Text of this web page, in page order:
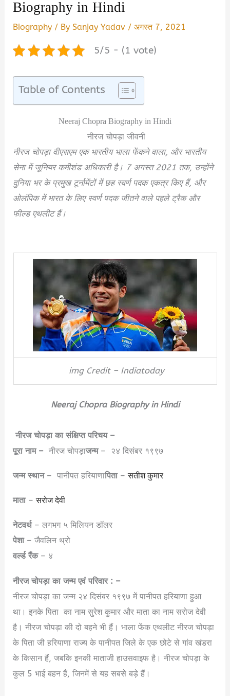
Biography in Hindi
Biography / BySanjay Yadav /अगस्त 7, 2021
5/5 - (1 vote)
Table of Contents
Neeraj Chopra Biography in Hindi
नीरज चोपड़ा जीवनी
नीरज चोपड़ा वीएसएम एक भारतीय भाला फेंकने वाला, और भारतीय
सेना में जूनियर कमीशंड अधिकारी है। 7 अगस्त 2021 तक, उन्होंने
दुनिया भर के प्रमुख टूर्नामेंटों में छह स्वर्ण पदक एकत्र किए हैं, और
ओलंपिक में भारत के लिए स्वर्ण पदक जीतने वाले पहले ट्रैक और
फील्ड एथलीट हैं।
img Credit – Indiatoday
Neeraj Chopra Biography in Hindi
नीरज चोपड़ा का संक्षिप्त परिचय –
पूरा नाम –नीरज चोपड़ाजन्म– २४ दिसंबर १९९७
जन्म स्थान – पानीपत हरियाणापिता –सतीश कुमार
माता–सरोज देवी
नेटवर्थ – लगभग ५ मिलियन डॉलर
पेशा– जैवलिन थ्रो
वर्ल्ड रैंक– ४
नीरज चोपड़ा का जन्म एवं परिवार : –
नीरज चोपड़ा का जन्म २४ दिसंबर १९९७ में पानीपत हरियाणा हुआ
था। इनके पिता का नाम सुरेश कुमार और माता का नाम सरोज देवी
है। नीरज चोपड़ा की दो बहने भी हैं। भाला फेंक एथलीट नीरज चोपड़ा
के पिता जी हरियाणा राज्य के पानीपत जिले के एक छोटे से गांव खंडरा
के किसान हैं, जबकि इनकी माताजी हाउसवाइफ है। नीरज चोपड़ा के
कुल 5 भाई बहन हैं, जिनमें से यह सबसे बड़े हैं।